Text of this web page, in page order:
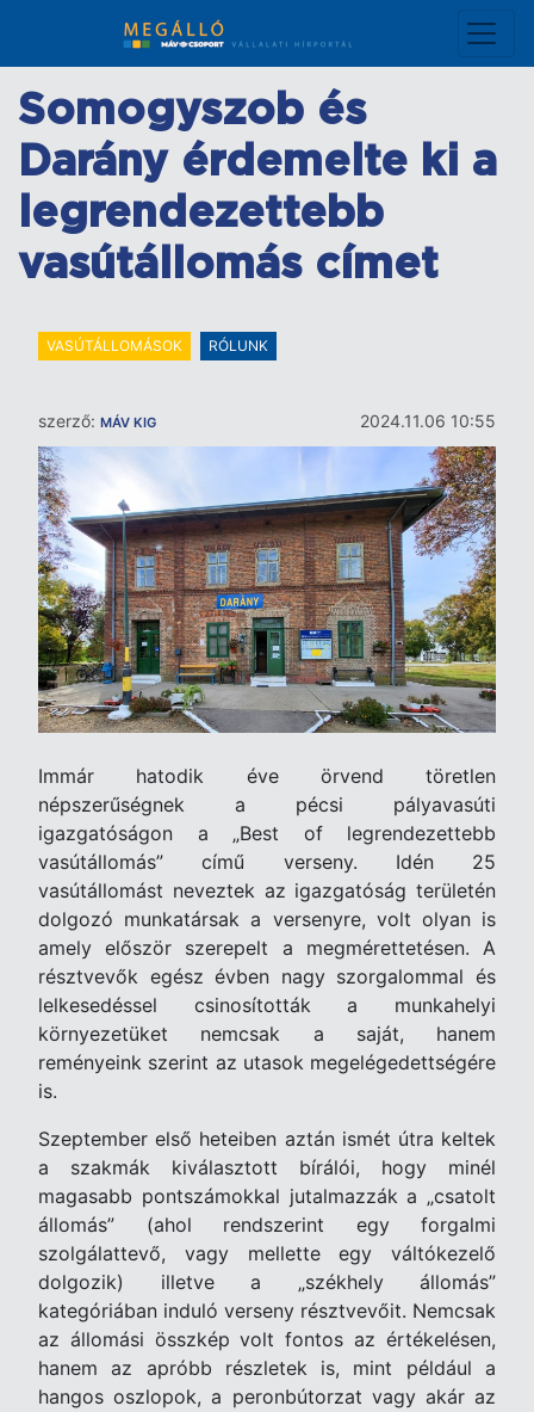
tartalomra
Somogyszob és
Darány érdemelte ki a
legrendezettebb
vasútállomás címet
VASÚTÁLLOMÁSOK RÓLUNK
2024.11.06 10:55
szerző: MÁV KIG
Immár hatodik éve örvend töretlen
népszerűségnek a pécsi pályavasúti
igazgatóságon a „Best of legrendezettebb
vasútállomás” című verseny. Idén 25
vasútállomást neveztek az igazgatóság területén
dolgozó munkatársak a versenyre, volt olyan is
amely először szerepelt a megmérettetésen. A
résztvevők egész évben nagy szorgalommal és
lelkesedéssel csinosították a munkahelyi
környezetüket nemcsak a saját, hanem
reményeink szerint az utasok megelégedettségére
is.
Szeptember első heteiben aztán ismét útra keltek
a szakmák kiválasztott bírálói, hogy minél
magasabb pontszámokkal jutalmazzák a „csatolt
állomás” (ahol rendszerint egy forgalmi
szolgálattevő, vagy mellette egy váltókezelő
dolgozik) illetve a „székhely állomás”
kategóriában induló verseny résztvevőit. Nemcsak
az állomási összkép volt fontos az értékelésen,
hanem az apróbb részletek is, mint például a
hangos oszlopok, a peronbútorzat vagy akár az